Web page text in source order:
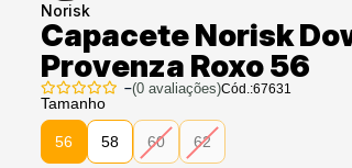
Norisk
Capacete Norisk
Provenza Roxo 56
–(0avaliações)Cód.:67631
Tamanho
56 58 60 62